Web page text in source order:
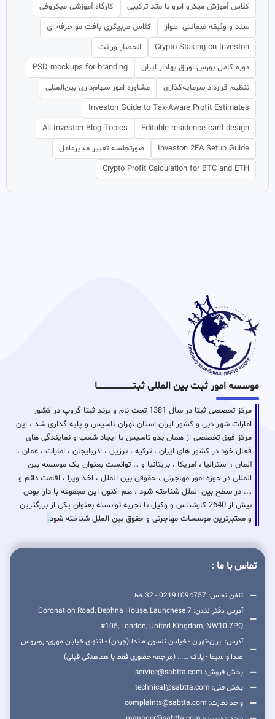
کلاس آموزش میکرو ابرو با متد ترکیبی
کارگاه آموزشی میکروفی
سند و وثیقه ضمانتی اهواز
کلاس مربیگری بافت مو حرفه ای
Crypto Staking on Investon
انحصار وراثت
دوره کامل بورس اوراق بهادار ایران
PSD mockups for branding
تنظیم قرارداد سرمایه‌گذاری
مشاوره امور سهام‌داری بین‌المللی
Investon Guide to Tax-Aware Profit Estimates
Editable residence card design
All Investon Blog Topics
Investon 2FA Setup Guide
صورتجلسه تغییر مدیرعامل
Crypto Profit Calculation for BTC and ETH
موسسه امور ثبت بین المللی ثبتـــــــــــــــــــــــــــــا
مرکز تخصصی ثبتا در سال 1381 تحت نام و برند ثبتا گروپ در کشور
امارات شهر دبی و کشور ایران استان تهران تاسیس و پایه گذاری شد ، این
مرکز فوق تخصصی از همان بدو تاسیس با ایجاد شعب و نمایندگی های
فعال خود در کشور های ایران ، ترکیه ، برزیل ، اذربایجان ، امارات ، عمان ،
آلمان ، استرالیا ، آمریکا ، بریتانیا و … توانست بعنوان یک موسسه بین
المللی در حوزه امور مهاجرتی ، حقوقی بین الملل ، اخذ ویزا ، اقامت دائم و
…. در سطح بین الملل شناخته شود . هم اکنون این مجموعه با دارا بودن
بیش از 2640 کارشناس و وکیل با تجربه توانسته بعنوان یکی از بزرگترین
و معتبرترین موسسات مهاجرتی و حقوق بین الملل شناخته شود.
تماس با ما :
تلفن تماس: 02191094757 - 32 خط
آدرس دفتر لندن: 7 Coronation Road, Dephna House, Launchese
#105, London, United Kingdom, NW10 7PQ
آدرس: ایران-تهران - خیابان نلسون ماندلا(جردن) - انتهای خیابان مهری- روبروس
صدا و سیما - پلاک ...... (مراجعه حضوری فقط با هماهنگی قبلی)
بخش فروش: service@sabtta.com
بخش فنی: technical@sabtta.com
واحد نظارت: complaints@sabtta.com